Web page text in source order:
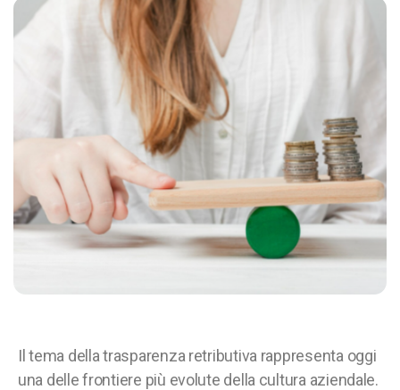
Il tema della trasparenza retributiva rappresenta oggi
una delle frontiere più evolute della cultura aziendale.